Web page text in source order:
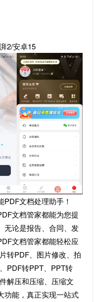
2/安卓15
PDF文档处理助手！
文档管家都能为您提
无论是报告、合同、发
文档管家都能轻松应
转PDF、图片修改、拍
PDF转PPT、PPT转
解压和压缩、压缩文
功能，真正实现一站式